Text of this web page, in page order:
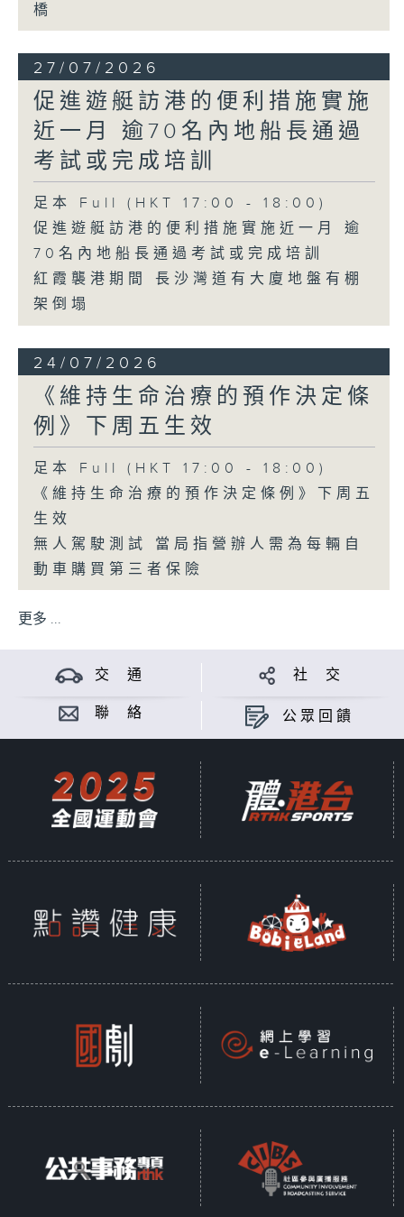
橋
27/07/2026
促進遊艇訪港的便利措施實施
近一月 逾70名內地船長通過
考試或完成培訓
足本 Full (HKT 17:00 - 18:00)
促進遊艇訪港的便利措施實施近一月 逾
70名內地船長通過考試或完成培訓
紅霞襲港期間 長沙灣道有大廈地盤有棚
架倒塌
24/07/2026
《維持生命治療的預作決定條
例》下周五生效
足本 Full (HKT 17:00 - 18:00)
《維持生命治療的預作決定條例》下周五
生效
無人駕駛測試 當局指營辦人需為每輛自
動車購買第三者保險
更多 ...
交 通 社 交
聯 絡 公眾回饋